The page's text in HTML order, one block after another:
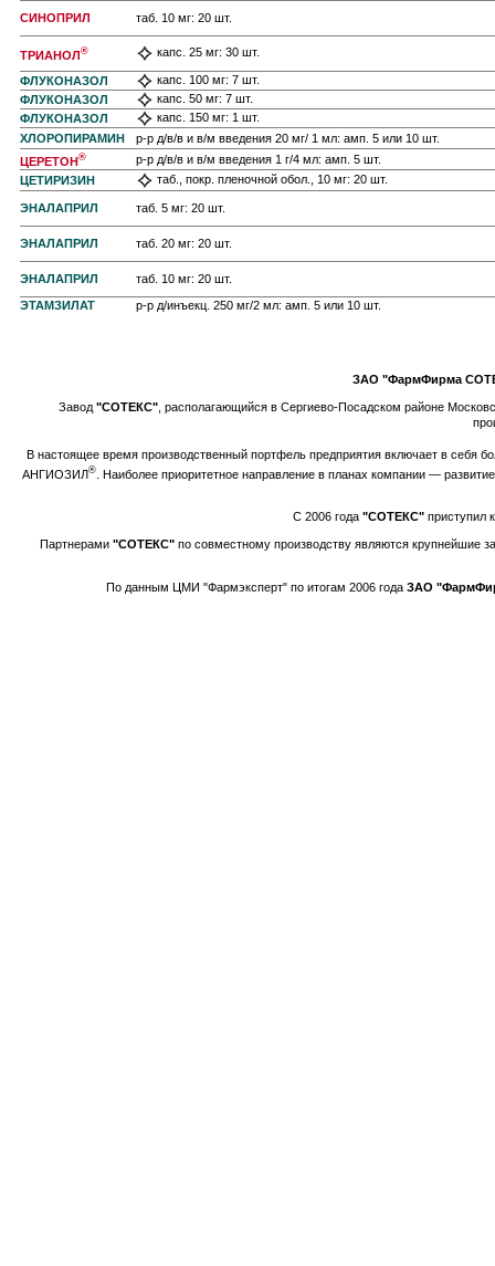
СИНОПРИЛ
таб. 10 мг: 20 шт.
ТРИАНОЛ® капс. 25 мг: 30 шт.
ФЛУКОНАЗОЛ
капс. 100 мг: 7 шт.
ФЛУКОНАЗОЛ
капс. 50 мг: 7 шт.
ФЛУКОНАЗОЛ
капс. 150 мг: 1 шт.
ХЛОРОПИРАМИН
р-р д/в/в и в/м введения 20 мг/ 1 мл: амп. 5 или 10 шт.
ЦЕРЕТОН®
р-р д/в/в и в/м введения 1 г/4 мл: амп. 5 шт.
ЦЕТИРИЗИН
таб., покр. пленочной обол., 10 мг: 20 шт.
ЭНАЛАПРИЛ таб. 5 мг: 20 шт.
ЭНАЛАПРИЛ таб. 20 мг: 20 шт.
ЭНАЛАПРИЛ
таб. 10 мг: 20 шт.
ЭТАМЗИЛАТ
р-р д/инъекц. 250 мг/2 мл: амп. 5 или 10 шт.
ЗАО "ФармФирма
Завод "СОТЕКС", располагающийся в Сергиево-Посадском районе
В настоящее время производственный портфель предприятия включает в себя
АНГИОЗИЛ® . Наиболее приоритетное направление в планах компании —
С 2006 года "СОТЕКС" приступил
Партнерами "СОТЕКС"по совместному производству являются крупнейшие
По данным ЦМИ "Фармэксперт" по итогам 2006 года ЗАО